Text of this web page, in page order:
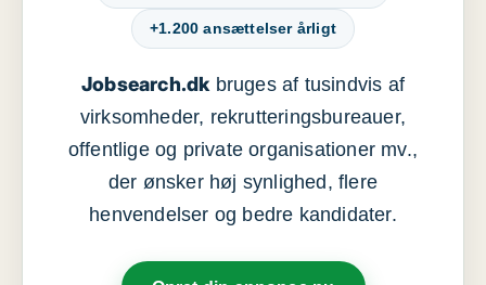
+1.200 ansættelser årligt
Jobsearch.dkbruges af tusindvis af
virksomheder, rekrutteringsbureauer,
offentlige og private organisationer mv.,
der ønsker høj synlighed, flere
henvendelser og bedre kandidater.